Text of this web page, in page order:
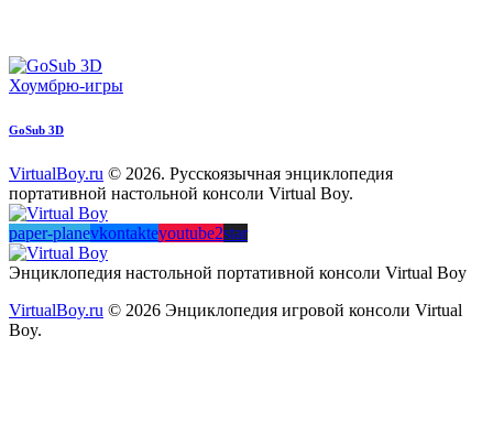
Хоумбрю-игры
GoSub 3D
VirtualBoy.ru © 2026. Русскоязычная энциклопедия
портативной настольной консоли Virtual Boy.
paper-planevkontakteyoutube2star
Энциклопедия настольной портативной консоли Virtual Boy
VirtualBoy.ru © 2026 Энциклопедия игровой консоли Virtual
Boy.